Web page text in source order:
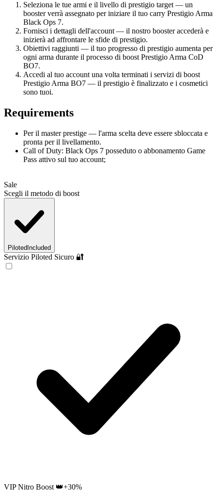
Seleziona le tue armi e il livello di prestigio target — un
booster verrà assegnato per iniziare il tuo carry Prestigio Arma
Black Ops 7.
Fornisci i dettagli dell'account — il nostro booster accederà e
inizierà ad affrontare le sfide di prestigio.
Obiettivi raggiunti — il tuo progresso di prestigio aumenta per
ogni arma durante il processo di boost Prestigio Arma CoD
BO7.
Accedi al tuo account una volta terminati i servizi di boost
Prestigio Arma BO7 — il prestigio è finalizzato e i cosmetici
sono tuoi.
Requirements
Per il master prestige — l'arma scelta deve essere sbloccata e
pronta per il livellamento.
Call of Duty: Black Ops 7 posseduto o abbonamento Game
Pass attivo sul tuo account;
Sale
Scegli il metodo di boost
Piloted Included
Servizio Piloted Sicuro 🔐
VIP Nitro Boost 👑+30%